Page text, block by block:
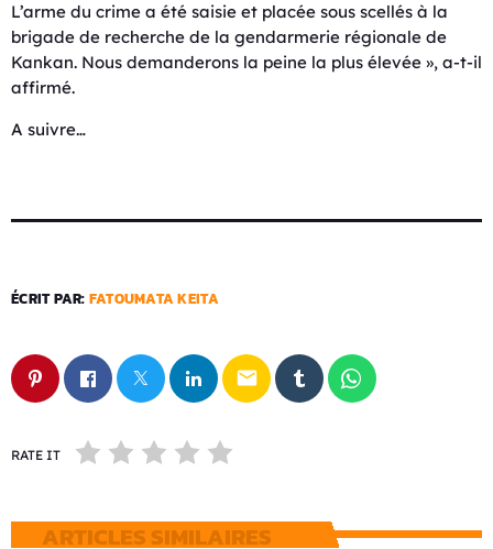
L’arme du crime a été saisie et placée sous scellés à la
brigade de recherche de la gendarmerie régionale de
Kankan. Nous demanderons la peine la plus élevée », a-t-il
affirmé.
A suivre…
ÉCRIT PAR: FATOUMATA KEITA
email
RATE IT
ARTICLES SIMILAIRES